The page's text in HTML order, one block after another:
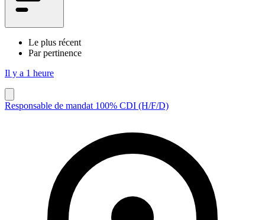
Le plus récent
Par pertinence
Il y a 1 heure
Responsable de mandat 100% CDI (H/F/D)